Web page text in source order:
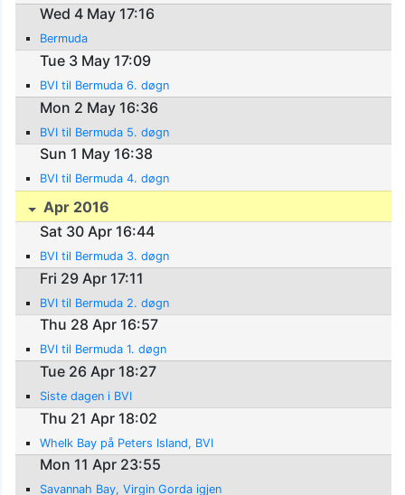
Wed 4 May 17:16
Bermuda
Tue 3 May 17:09
BVI til Bermuda 6. døgn
Mon 2 May 16:36
BVI til Bermuda 5. døgn
Sun 1 May 16:38
BVI til Bermuda 4. døgn
Apr 2016
Sat 30 Apr 16:44
BVI til Bermuda 3. døgn
Fri 29 Apr 17:11
BVI til Bermuda 2. døgn
Thu 28 Apr 16:57
BVI til Bermuda 1. døgn
Tue 26 Apr 18:27
Siste dagen i BVI
Thu 21 Apr 18:02
Whelk Bay på Peters Island, BVI
Mon 11 Apr 23:55
Savannah Bay, Virgin Gorda igjen